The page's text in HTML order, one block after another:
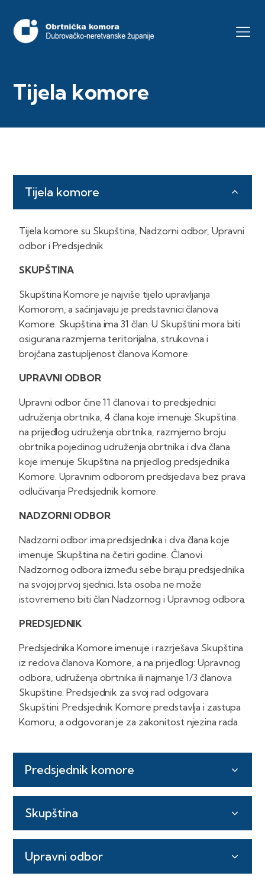
Tijela komore
Tijela komore
Tijela komore su Skupština, Nadzorni odbor, Upravni
odbor i Predsjednik
SKUPŠTINA
Skupština Komore je najviše tijelo upravljanja
Komorom, a sačinjavaju je predstavnici članova
Komore. Skupština ima 31 član. U Skupštini mora biti
osigurana razmjerna teritorijalna, strukovna i
brojčana zastupljenost članova Komore.
UPRAVNI ODBOR
Upravni odbor čine 11 članova i to predsjednici
udruženja obrtnika, 4 člana koje imenuje Skupština
na prijedlog udruženja obrtnika, razmjerno broju
obrtnika pojedinog udruženja obrtnika i dva člana
koje imenuje Skupština na prijedlog predsjednika
Komore. Upravnim odborom predsjedava bez prava
odlučivanja Predsjednik komore.
NADZORNI ODBOR
Nadzorni odbor ima predsjednika i dva člana koje
imenuje Skupština na četiri godine. Članovi
Nadzornog odbora između sebe biraju predsjednika
na svojoj prvoj sjednici. Ista osoba ne može
istovremeno biti član Nadzornog i Upravnog odbora.
PREDSJEDNIK
Predsjednika Komore imenuje i razrješava Skupština
iz redova članova Komore, a na prijedlog: Upravnog
odbora, udruženja obrtnika ili najmanje 1/3 članova
Skupštine. Predsjednik za svoj rad odgovara
Skupštini. Predsjednik Komore predstavlja i zastupa
Komoru, a odgovoran je za zakonitost njezina rada.
Predsjednik komore
Skupština
Upravni odbor